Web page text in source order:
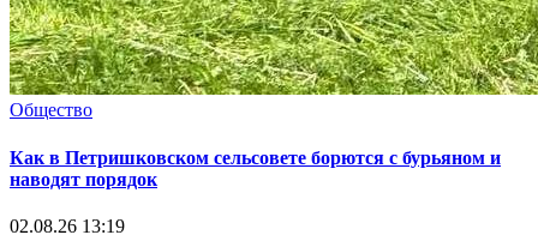
Общество
Как в Петришковском сельсовете борются с бурьяном и
наводят порядок
02.08.26 13:19